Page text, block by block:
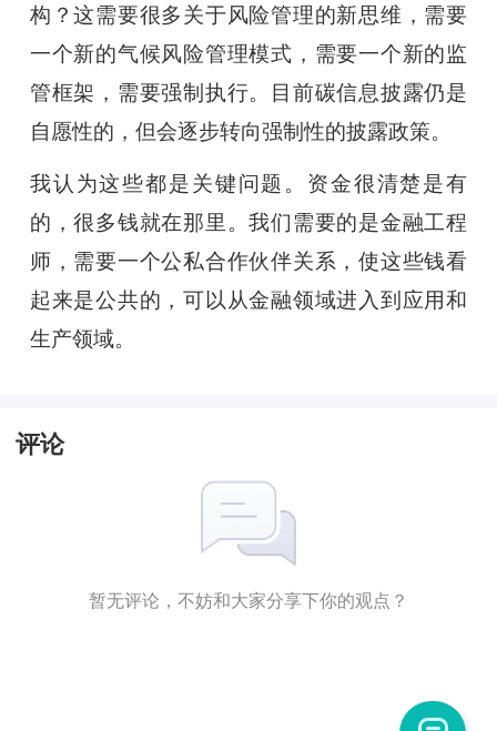
构？这需要很多关于风险管理的新思维，需要
一个新的气候风险管理模式，需要一个新的监
管框架，需要强制执行。目前碳信息披露仍是
自愿性的，但会逐步转向强制性的披露政策。
我认为这些都是关键问题。资金很清楚是有
的，很多钱就在那里。我们需要的是金融工程
师，需要一个公私合作伙伴关系，使这些钱看
起来是公共的，可以从金融领域进入到应用和
生产领域。
评论
暂无评论，不妨和大家分享下你的观点？